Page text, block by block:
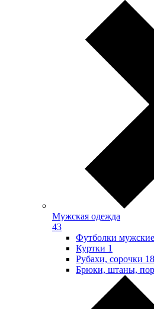
Мужская одежда
43
Футболки
Куртки 1
Рубахи, сорочки 18
Брюки, штаны,